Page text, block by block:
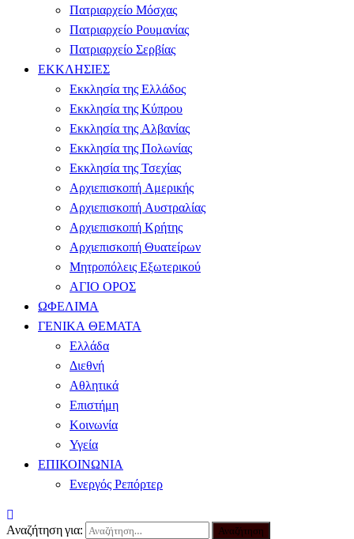
Πατριαρχείο Μόσχας
Πατριαρχείο Ρουμανίας
Πατριαρχείο Σερβίας
ΕΚΚΛΗΣΙΕΣ
Εκκλησία της Ελλάδος
Εκκλησία της Κύπρου
Εκκλησία της Αλβανίας
Εκκλησία της Πολωνίας
Εκκλησία της Τσεχίας
Αρχιεπισκοπή Αμερικής
Αρχιεπισκοπή Αυστραλίας
Αρχιεπισκοπή Κρήτης
Αρχιεπισκοπή Θυατείρων
Μητροπόλεις Εξωτερικού
ΑΓΙΟ ΟΡΟΣ
ΩΦΕΛΙΜΑ
ΓΕΝΙΚΑ ΘΕΜΑΤΑ
Ελλάδα
Διεθνή
Αθλητικά
Επιστήμη
Κοινωνία
Υγεία
ΕΠΙΚΟΙΝΩΝΙΑ
Ενεργός Ρεπόρτερ
Αναζήτηση για: